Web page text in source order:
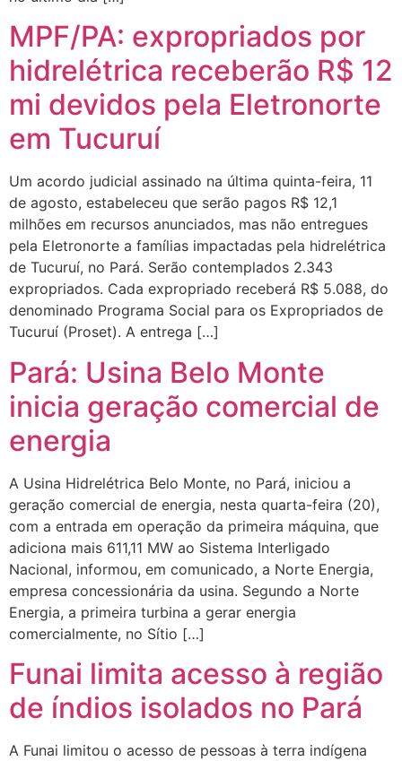
MPF/PA: expropriados por
hidrelétrica receberão R$ 12
mi devidos pela Eletronorte
em Tucuruí
Um acordo judicial assinado na última quinta-feira, 11
de agosto, estabeleceu que serão pagos R$ 12,1
milhões em recursos anunciados, mas não entregues
pela Eletronorte a famílias impactadas pela hidrelétrica
de Tucuruí, no Pará. Serão contemplados 2.343
expropriados. Cada expropriado receberá R$ 5.088, do
denominado Programa Social para os Expropriados de
Tucuruí (Proset). A entrega […]
Pará: Usina Belo Monte
inicia geração comercial de
energia
A Usina Hidrelétrica Belo Monte, no Pará, iniciou a
geração comercial de energia, nesta quarta-feira (20),
com a entrada em operação da primeira máquina, que
adiciona mais 611,11 MW ao Sistema Interligado
Nacional, informou, em comunicado, a Norte Energia,
empresa concessionária da usina. Segundo a Norte
Energia, a primeira turbina a gerar energia
comercialmente, no Sítio […]
Funai limita acesso à região
de índios isolados no Pará
A Funai limitou o acesso de pessoas à terra indígena